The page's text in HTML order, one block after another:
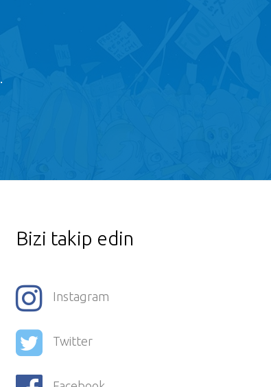
Bizi takip edin
Instagram
Twitter